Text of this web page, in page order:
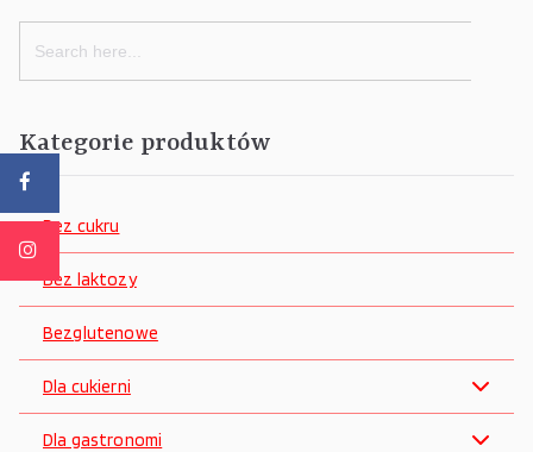
Search
for:
Kategorie produktów
Bez cukru
Bez laktozy
Bezglutenowe
Dla cukierni
Dla gastronomi